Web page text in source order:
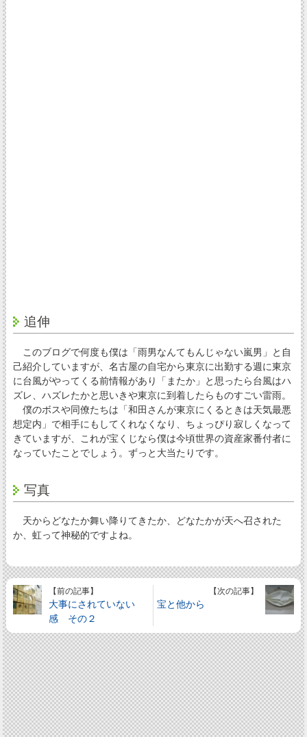
追伸
このブログで何度も僕は「雨男なんてもんじゃない嵐男」と自
己紹介していますが、名古屋の自宅から東京に出勤する週に東京
に台風がやってくる前情報があり「またか」と思ったら台風はハ
ズレ、ハズレたかと思いきや東京に到着したらものすごい雷雨。
僕のボスや同僚たちは「和田さんが東京にくるときは天気最悪
想定内」で相手にもしてくれなくなり、ちょっぴり寂しくなって
きていますが、これが宝くじなら僕は今頃世界の資産家番付者に
なっていたことでしょう。ずっと大当たりです。
写真
天からどなたか舞い降りてきたか、どなたかが天へ召された
か、虹って神秘的ですよね。
【前の記事】
大事にされていない
感 その２
【次の記事】
宝と他から